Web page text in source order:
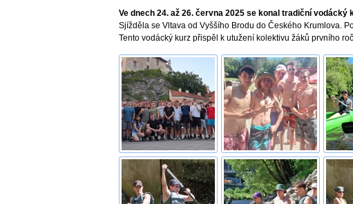
Ve dnech 24. až 26. června 2025 se konal tradiční vodácký
Sjížděla se Vltava od Vyššího Brodu do Českého Krumlova.
Tento vodácký kurz přispěl k utužení kolektivu žáků prvního